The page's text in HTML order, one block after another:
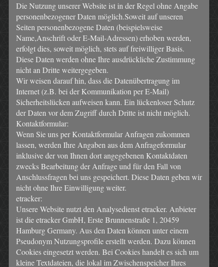
Die Nutzung unserer Website ist in der Regel ohne Angabe
personenbezogener Daten möglich.Soweit auf unseren
Seiten personenbezogene Daten (beispielsweise
Name,Anschrift oder E-Mail-Adressen) erhoben werden,
erfolgt dies, soweit möglich, stets auf freiwilliger Basis.
Diese Daten werden ohne Ihre ausdrückliche Zustimmung
nicht an Dritte weitergegeben.
Wir weisen darauf hin, dass die Datenübertragung im
Internet (z.B. bei der Kommunikation per E-Mail)
Sicherheitslücken aufweisen kann. Ein lückenloser Schutz
der Daten vor dem Zugriff durch Dritte ist nicht möglich.
Kontaktformular:
Wenn Sie uns per Kontaktformular Anfragen zukommen
lassen, werden Ihre Angaben aus dem Anfrageformular
inklusive der von Ihnen dort angegebenen Kontaktdaten
zwecks Bearbeitung der Anfrage und für den Fall von
Anschlussfragen bei uns gespeichert. Diese Daten geben wir
nicht ohne Ihre Einwilligung weiter.
etracker:
Unsere Website nutzt den Analysedienst etracker. Anbieter
ist die etracker GmbH, Erste Brunnenstraße 1, 20459
Hamburg Germany. Aus den Daten können unter einem
Pseudonym Nutzungsprofile erstellt werden. Dazu können
Cookies eingesetzt werden. Bei Cookies handelt es sich um
kleine Textdateien, die lokal im Zwischenspeicher Ihres